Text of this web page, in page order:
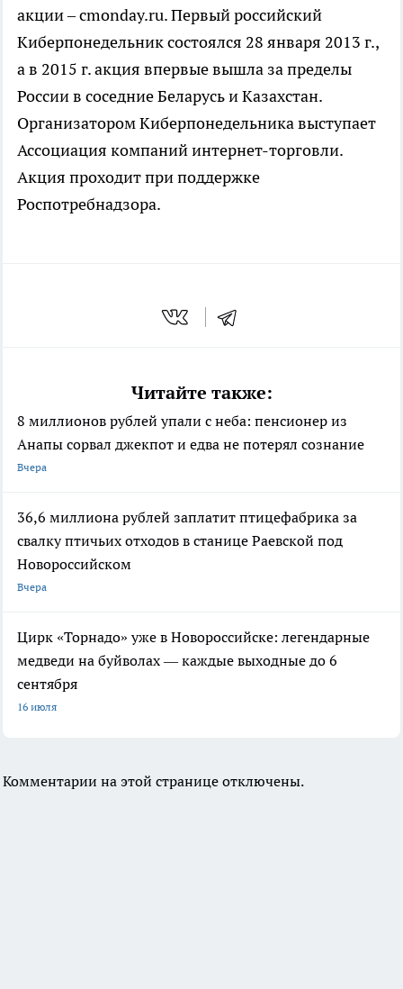
акции – cmonday.ru. Первый российский
Киберпонедельник состоялся 28 января 2013 г.,
а в 2015 г. акция впервые вышла за пределы
России в соседние Беларусь и Казахстан.
Организатором Киберпонедельника выступает
Ассоциация компаний интернет-торговли.
Акция проходит при поддержке
Роспотребнадзора.
Читайте также:
8 миллионов рублей упали с неба: пенсионер из
Анапы сорвал джекпот и едва не потерял сознание
Вчера
36,6 миллиона рублей заплатит птицефабрика за
свалку птичьих отходов в станице Раевской под
Новороссийском
Вчера
Цирк «Торнадо» уже в Новороссийске: легендарные
медведи на буйволах — каждые выходные до 6
сентября
16 июля
Комментарии на этой странице отключены.